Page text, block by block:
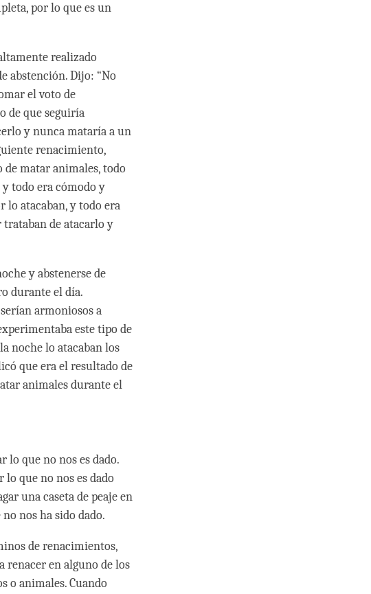
por lo que es un
realizado
abstención. Dijo: “No
el voto de
de que seguiría
y nunca mataría a un
renacimiento,
de matar animales, todo
todo era cómodo y
lo atacaban, y todo era
trataban de atacarlo y
y abstenerse de
durante el día.
armoniosos a
este tipo de
noche lo atacaban los
que era el resultado de
animales durante el
lo que no nos es dado.
lo que no nos es dado
una caseta de peaje en
nos ha sido dado.
de renacimientos,
renacer en alguno de los
o animales. Cuando